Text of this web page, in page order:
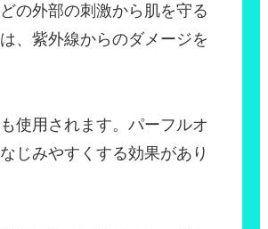
の外部の刺激から肌を守る
、紫外線からのダメージを
使用されます。パーフルオ
じみやすくする効果があり